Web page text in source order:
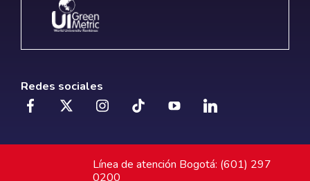
Redes sociales
Línea de atención Bogotá: (601) 297
0200